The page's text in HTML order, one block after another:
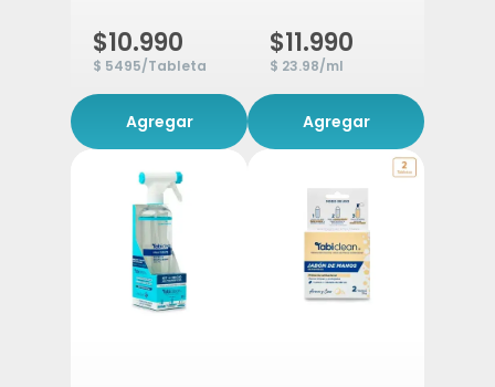
$10.990
$ 5495/Tableta
Agregar
$11.990
$ 23.98/ml
Agregar